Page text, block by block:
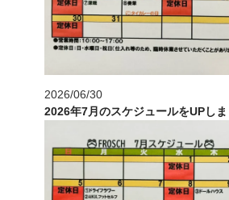
2026/06/30
2026年7月のスケジュールをUPしま